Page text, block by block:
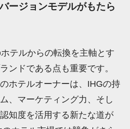
ージョンモデルがもたら
ホテルからの転換を主軸とす
ンドである点も重要です。
ホテルオーナーは、IHGの持
、マーケティング力、そし
知度を活用する新たな道が